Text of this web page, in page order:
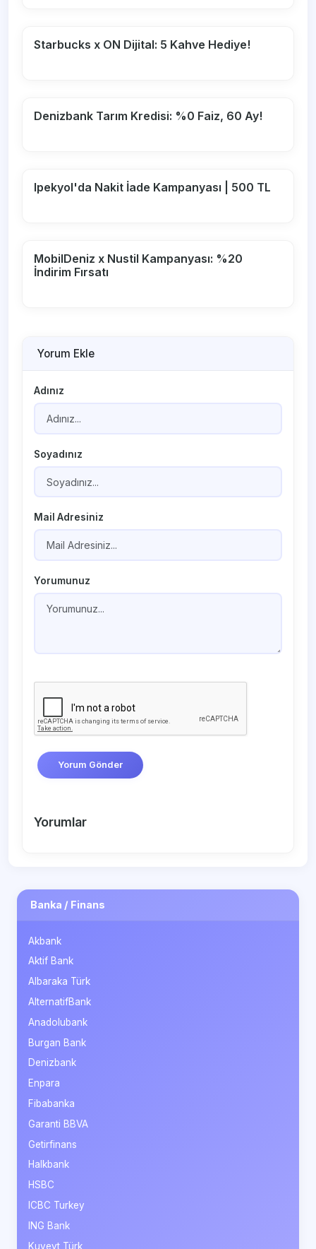
Starbucks x ON Dijital: 5 Kahve Hediye!
Denizbank Tarım Kredisi: %0 Faiz, 60 Ay!
Ipekyol'da Nakit İade Kampanyası | 500 TL
MobilDeniz x Nustil Kampanyası: %20
İndirim Fırsatı
Yorum Ekle
Adınız
Soyadınız
Mail Adresiniz
Yorumunuz
Yorum Gönder
Yorumlar
Banka / Finans
Akbank
Aktif Bank
Albaraka Türk
AlternatifBank
Anadolubank
Burgan Bank
Denizbank
Enpara
Fibabanka
Garanti BBVA
Getirfinans
Halkbank
HSBC
ICBC Turkey
ING Bank
Kuveyt Türk